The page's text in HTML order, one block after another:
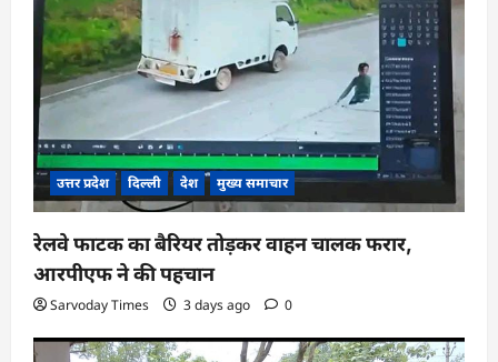
a
o
n
उत्तर प्रदेश दिल्ली देश मुख्य समाचार
रेलवे फाटक का बैरियर तोड़कर वाहन चालक फरार,
आरपीएफ ने की पहचान
Sarvoday Times 3 days ago 0